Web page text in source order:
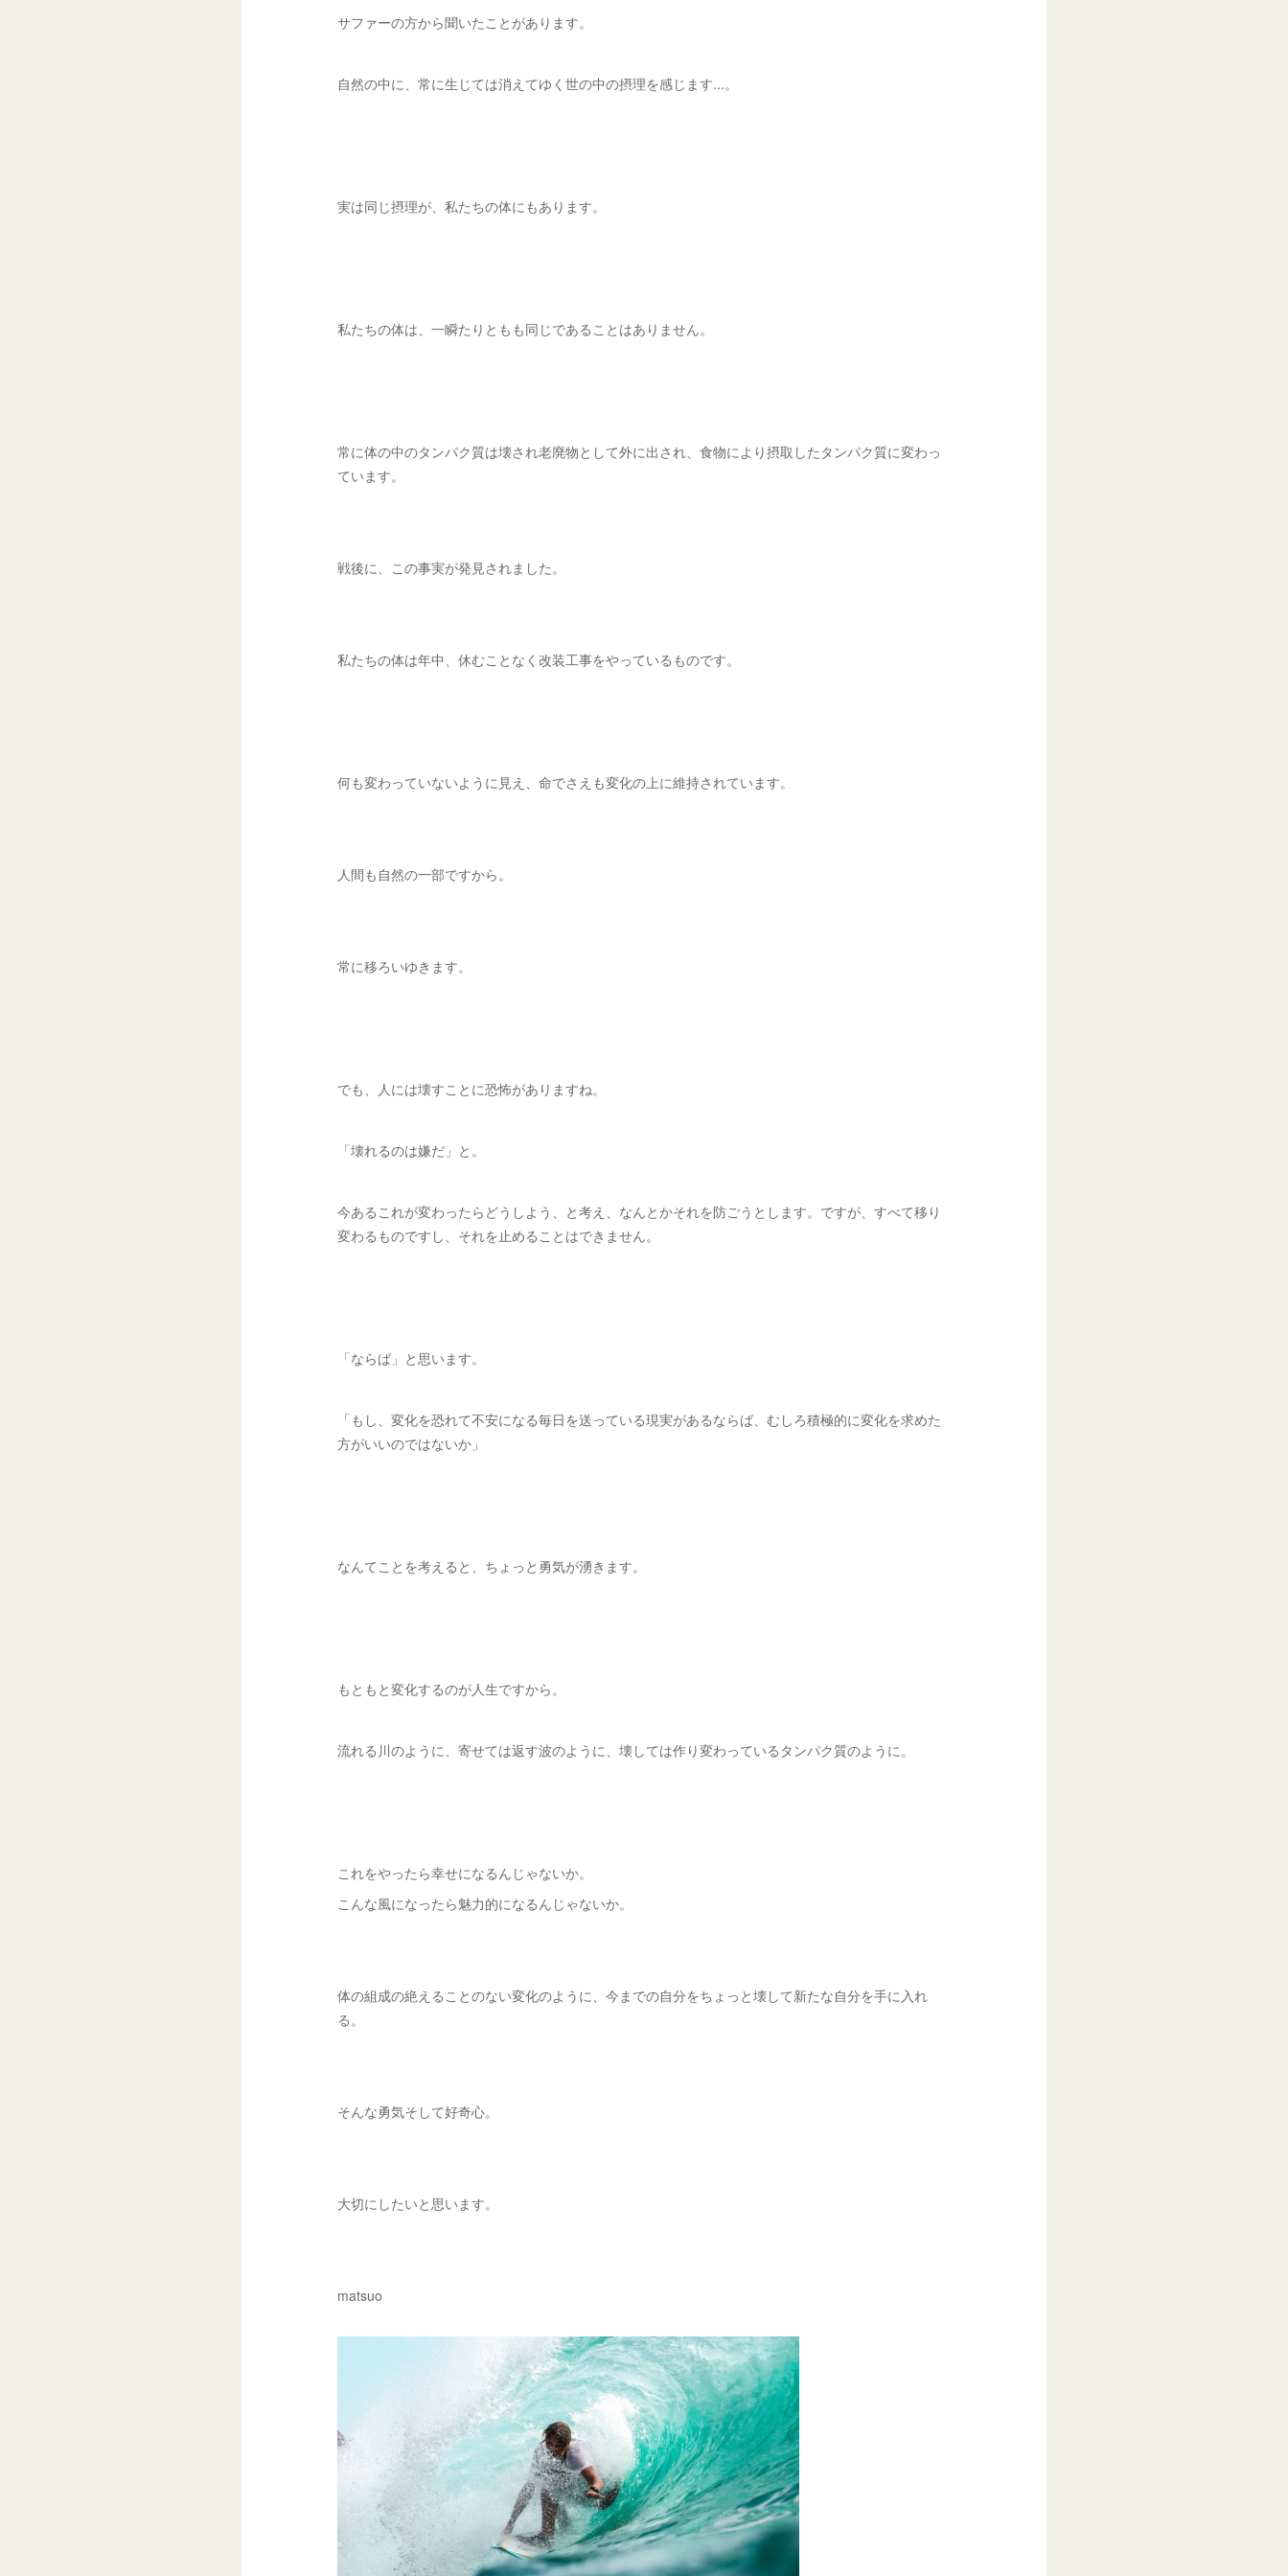
サファーの方から聞いたことがあります。
自然の中に、常に生じては消えてゆく世の中の摂理を感じます...。
実は同じ摂理が、私たちの体にもあります。
私たちの体は、一瞬たりともも同じであることはありません。
常に体の中のタンパク質は壊され老廃物として外に出され、食物により摂取したタンパク質に変わっ
ています。
戦後に、この事実が発見されました。
私たちの体は年中、休むことなく改装工事をやっているものです。
何も変わっていないように見え、命でさえも変化の上に維持されています。
人間も自然の一部ですから。
常に移ろいゆきます。
でも、人には壊すことに恐怖がありますね。
「壊れるのは嫌だ」と。
今あるこれが変わったらどうしよう、と考え、なんとかそれを防ごうとします。ですが、すべて移り
変わるものですし、それを止めることはできません。
「ならば」と思います。
「もし、変化を恐れて不安になる毎日を送っている現実があるならば、むしろ積極的に変化を求めた
方がいいのではないか」
なんてことを考えると、ちょっと勇気が湧きます。
もともと変化するのが人生ですから。
流れる川のように、寄せては返す波のように、壊しては作り変わっているタンパク質のように。
これをやったら幸せになるんじゃないか。
こんな風になったら魅力的になるんじゃないか。
体の組成の絶えることのない変化のように、今までの自分をちょっと壊して新たな自分を手に入れ
る。
そんな勇気そして好奇心。
大切にしたいと思います。
matsuo